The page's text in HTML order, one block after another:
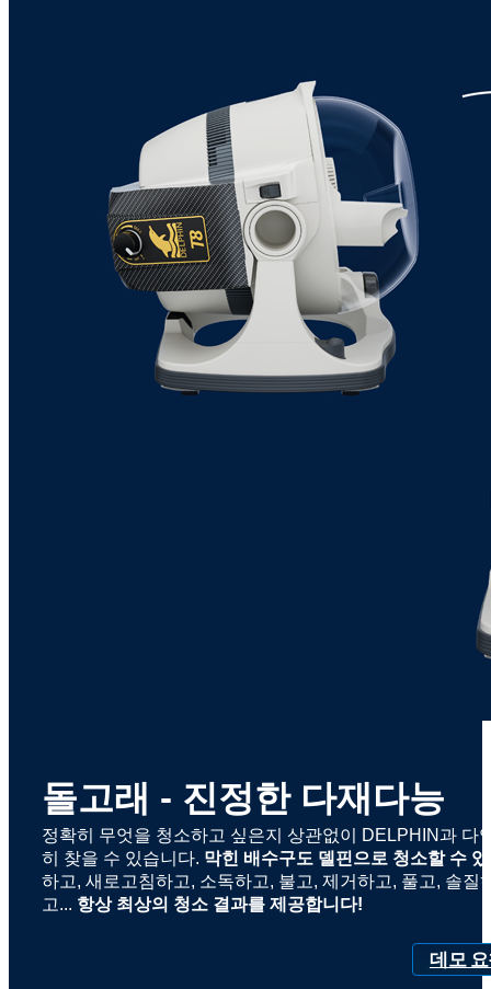
돌고래 - 진정한 다재다능
정확히 무엇을 청소하고 싶은지 상관없이 DELPHIN과 다
히 찾을 수 있습니다. 막힌 배수구도 델핀으로 청소할 수
하고, 새로고침하고, 소독하고, 불고, 제거하고, 풀고, 솔
고... 항상 최상의 청소 결과를 제공합니다!
데모